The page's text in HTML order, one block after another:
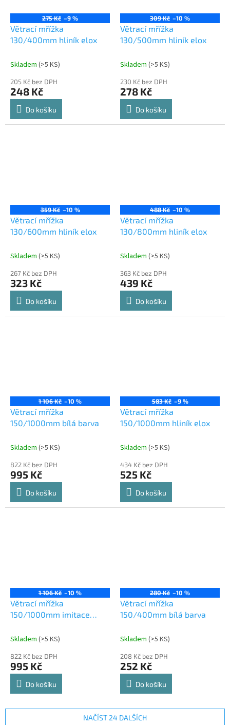
275 Kč –9 %
Větrací mřížka
130/400mm hliník elox
Skladem (>5 KS)
205 Kč bez DPH
248 Kč
Do košíku
309 Kč –10 %
Větrací mřížka
130/500mm hliník elox
Skladem (>5 KS)
230 Kč bez DPH
278 Kč
Do košíku
359 Kč –10 %
Větrací mřížka
130/600mm hliník elox
Skladem (>5 KS)
267 Kč bez DPH
323 Kč
Do košíku
488 Kč –10 %
Větrací mřížka
130/800mm hliník elox
Skladem (>5 KS)
363 Kč bez DPH
439 Kč
Do košíku
1 106 Kč –10 %
Větrací mřížka
150/1000mm bílá barva
Skladem (>5 KS)
822 Kč bez DPH
995 Kč
Do košíku
583 Kč –9 %
Větrací mřížka
150/1000mm hliník elox
Skladem (>5 KS)
434 Kč bez DPH
525 Kč
Do košíku
1 106 Kč –10 %
Větrací mřížka
150/1000mm imitace
Skladem (>5 KS)
822 Kč bez DPH
995 Kč
Do košíku
280 Kč –10 %
Větrací mřížka
150/400mm bílá barva
Skladem (>5 KS)
208 Kč bez DPH
252 Kč
Do košíku
NAČÍST 24 DALŠÍCH